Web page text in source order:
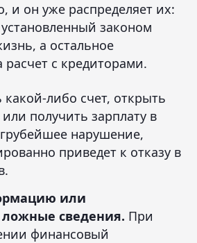
и он уже распределяет их:
законом
а остальное
расчет с кредиторами.
либо счет, открыть
получить зарплату в
нарушение,
приведет к отказу в
или
ложные сведения. При
финансовый